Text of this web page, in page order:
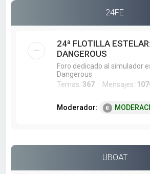
24FE
24ª FLOTILLA
DANGEROUS
Foro dedicado al simulador
Dangerous
Temas: 367Mensajes:
Moderador:
UBOAT